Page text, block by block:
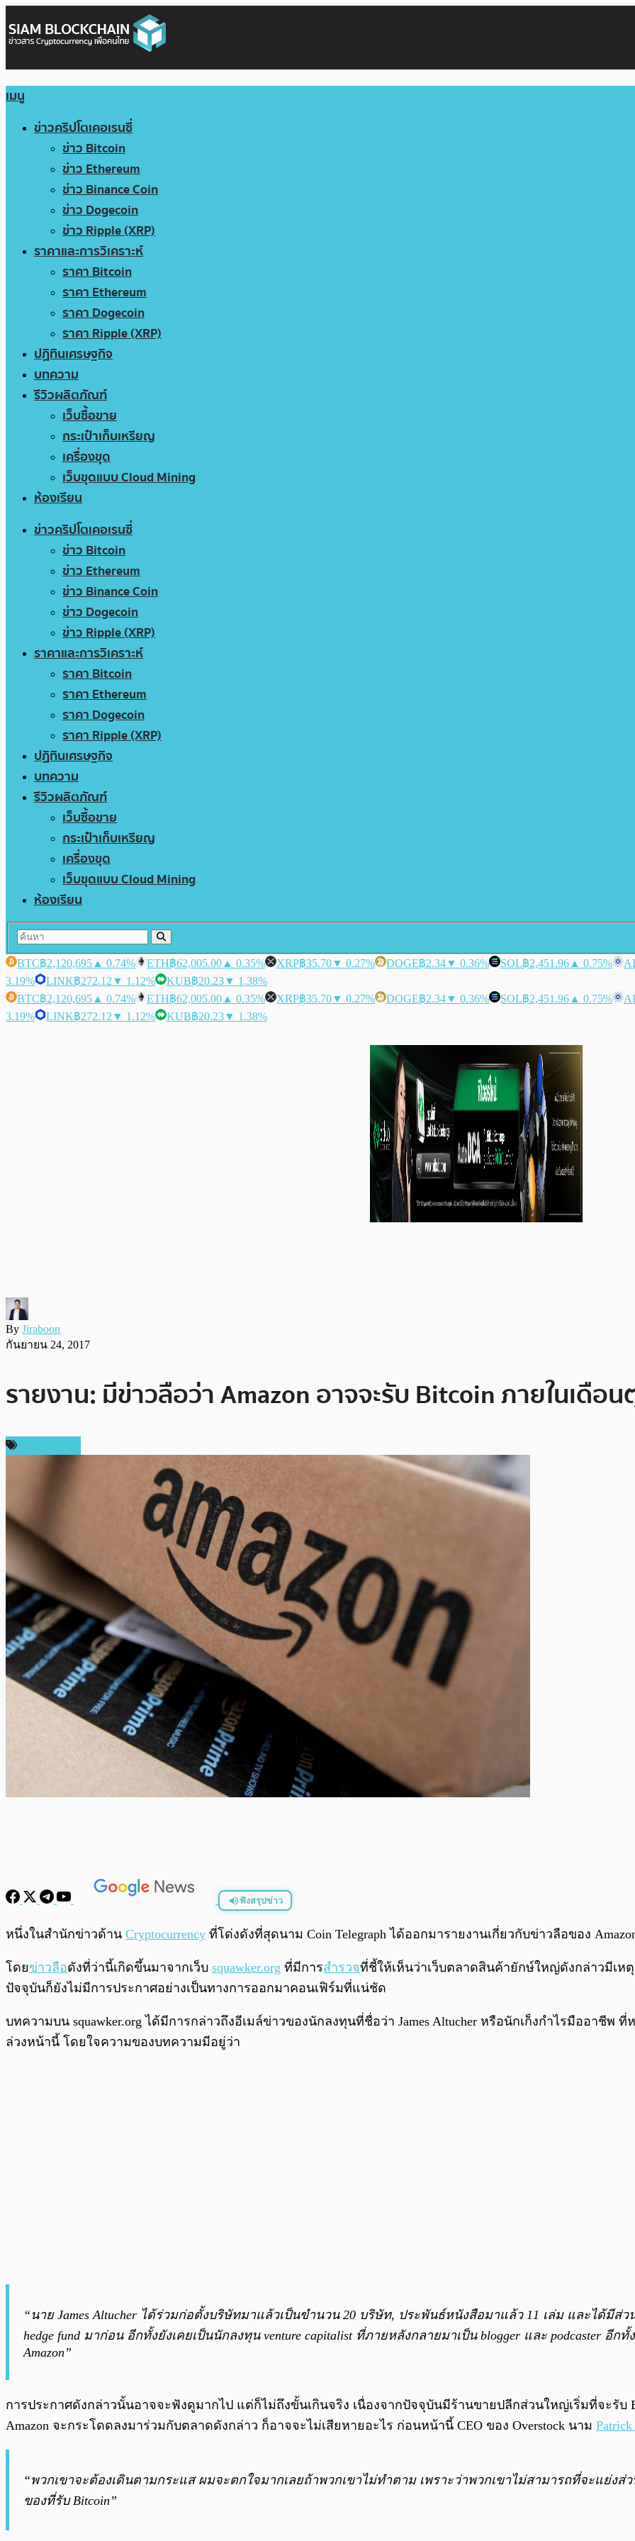
เมนู
ข่าวคริปโตเคอเรนซี่
ข่าว Bitcoin
ข่าว Ethereum
ข่าว Binance Coin
ข่าว Dogecoin
ข่าว Ripple (XRP)
ราคาและการวิเคราะห์
ราคา Bitcoin
ราคา Ethereum
ราคา Dogecoin
ราคา Ripple (XRP)
ปฏิทินเศรษฐกิจ
บทความ
รีวิวผลิตภัณฑ์
เว็บซื้อขาย
กระเป๋าเก็บเหรียญ
เครื่องขุด
เว็บขุดแบบ Cloud Mining
ห้องเรียน
ข่าวคริปโตเคอเรนซี่
ข่าว Bitcoin
ข่าว Ethereum
ข่าว Binance Coin
ข่าว Dogecoin
ข่าว Ripple (XRP)
ราคาและการวิเคราะห์
ราคา Bitcoin
ราคา Ethereum
ราคา Dogecoin
ราคา Ripple (XRP)
ปฏิทินเศรษฐกิจ
บทความ
รีวิวผลิตภัณฑ์
เว็บซื้อขาย
กระเป๋าเก็บเหรียญ
เครื่องขุด
เว็บขุดแบบ Cloud Mining
ห้องเรียน
BTC฿2,120,695 ▲ 0.74% ETH฿62,005.00 ▲ 0.35% XRP฿35.70▼ 0.27% DOGE฿2.34▼ 0.36% SOL฿2,451.96 ▲ 0.75%
3.19%
LINK฿272.12 ▼ 1.12% KUB฿20.23▼ 1.38%
BTC฿2,120,695 ▲ 0.74% ETH฿62,005.00 ▲ 0.35% XRP฿35.70▼ 0.27% DOGE฿2.34▼ 0.36% SOL฿2,451.96 ▲ 0.75%
3.19%
LINK฿272.12 ▼ 1.12% KUB฿20.23▼ 1.38%
By Jiraboon
กันยายน 24, 2017
รายงาน: มีข่าวลือว่า Amazon อาจจะรับ Bitcoin ภายในเดือ
ฟังสรุปข่าว
พร้อมเล่น
หนึ่งในสำนักข่าวด้าน Cryptocurrency ที่โด่งดังที่สุดนาม Coin Telegraph ได้ออกมารายงานเกี่ยวกับข่าวลือของ
โดยข่าวลือดังที่ว่านี้เกิดขึ้นมาจากเว็บ squawker.org ที่มีการสำรวจที่ชี้ให้เห็นว่าเว็บตลาดสินค้ายักษ์ใหญ่ดังกล่าวมีเห
ปัจจุบันก็ยังไม่มีการประกาศอย่างเป็นทางการออกมาคอนเฟิร์มที่แน่ชัด
บทความบน squawker.org ได้มีการกล่าวถึงอีเมล์ข่าวของนักลงทุนที่ชื่อว่า James Altucher หรือนักเก็งกำไรมืออาชีพ
ล่วงหน้านี้ โดยใจความของบทความมีอยู่ว่า
“นาย James Altucher ได้ร่วมก่อตั้งบริษัทมาแล้วเป็นขำนวน 20 บริษัท, ประพันธ์หนังสือมาแล้ว 11 เล่ม และได้มีส่
hedge fund มาก่อน อีกทั้งยังเคยเป็นนักลงทุน venture capitalist ที่ภายหลังกลายมาเป็น blogger และ podcaster อี
Amazon”
การประกาศดังกล่าวนั้นอาจจะฟังดูมากไป แต่ก็ไม่ถึงขั้นเกินจริง เนื่องจากปัจจุบันมีร้านขายปลีกส่วนใหญ่เริ่มที่จะรับ
Amazon จะกระโดดลงมาร่วมกับตลาดดังกล่าว ก็อาจจะไม่เสียหายอะไร ก่อนหน้านี้ CEO ของ Overstock นาม
“พวกเขาจะต้องเดินตามกระแส ผมจะตกใจมากเลยถ้าพวกเขาไม่ทำตาม เพราะว่าพวกเขาไม่สามารถที่จะแย่งส่
ของที่รับ Bitcoin”